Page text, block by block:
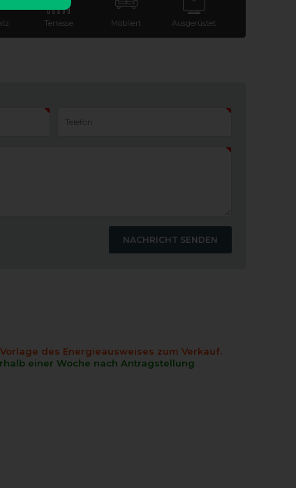
Terrasse Möbliert Ausgerüstet
des Energieausweises zum Verkauf.
einer Woche nach Antragstellung